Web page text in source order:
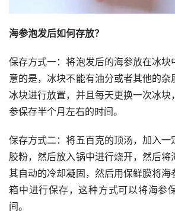
海参泡发后如何存放？
保存方式一：将泡发后的海参放在冰块
意的是，冰块不能有油分或者其他的
冰块进行放置，并且每天更换一次冰块
参保存半个月左右的时间。
保存方式二：将五百克的顶汤，加入一
胶粉，然后放入锅中进行烧开，然后
其自动的冷却凝固，然后用保鲜膜将海
箱中进行保存，这种方式可以将海参
间。